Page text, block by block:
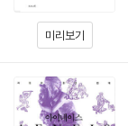
미리보기